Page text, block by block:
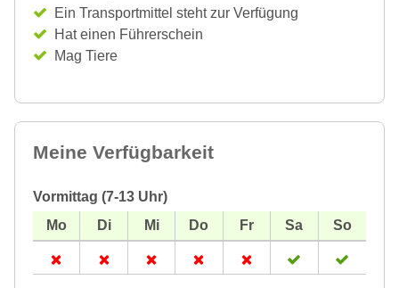
Ein Transportmittel steht zur Verfügung
Hat einen Führerschein
Mag Tiere
Meine Verfügbarkeit
Vormittag (7-13 Uhr)